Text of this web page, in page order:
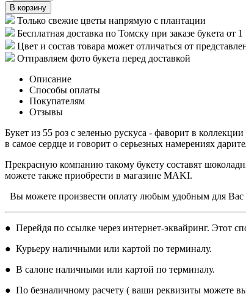
В корзину
Только свежие цветы напрямую с плантации
Бесплатная доставка по Томску при заказе букета от
Цвет и состав товара может отличаться от
Отправляем фото букета перед доставкой
Описание
Способы оплаты
Покупателям
Отзывы
Букет из 55 роз с зеленью рускуса - фаворит в
в самое сердце и говорит о серьезных намерениях
Прекрасную компанию такому букету составят
можете также приобрести в магазине MAKI.
Вы можете произвести оплату любым удобным для
● Перейдя по ссылке через интернет-эквайринг. Этот
● Курьеру наличными или картой по терминалу.
● В салоне наличными или картой по терминалу.
● По безналичному расчету ( ваши реквизиты можете